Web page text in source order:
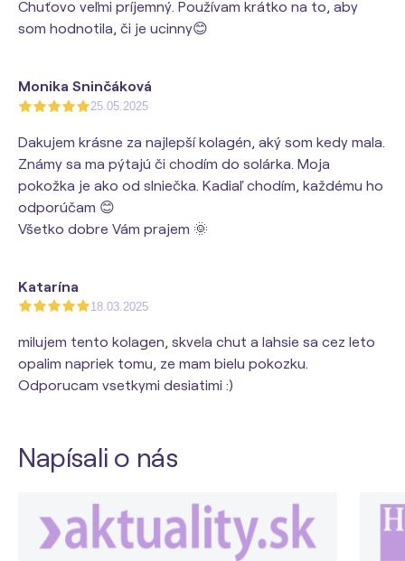
Chuťovo veľmi príjemný. Používam krátko na to, aby
som hodnotila, či je ucinny😊
Monika Sninčáková
25.05.2025
Dakujem krásne za najlepší kolagén, aký som kedy mala.
Známy sa ma pýtajú či chodím do solárka. Moja
pokožka je ako od slniečka. Kadiaľ chodím, každému ho
odporúčam 😊
Všetko dobre Vám prajem 🌞
Katarína
18.03.2025
milujem tento kolagen, skvela chut a lahsie sa cez leto
opalim napriek tomu, ze mam bielu pokozku.
Odporucam vsetkymi desiatimi :)
Napísali o nás